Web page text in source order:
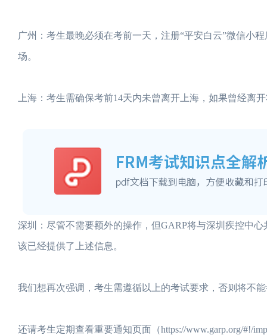
广州：考生最晚必须在考前一天，注册“平安白云”微信小
场。
上海：考生需确保考前14天内未曾离开上海，如果曾经离
深圳：尽管不需要额外的操作，但GARP将与深圳疾控中
该已经提供了上述信息。
我们想再次强调，考生需遵循以上的考试要求，否则将不
还请考生定期查看重要通知页面（https://www.garp.org/#!/